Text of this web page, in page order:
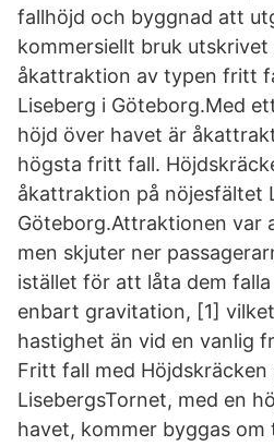
fallhöjd och byggnad att
kommersiellt bruk utskrivet
åkattraktion av typen fritt
Liseberg i Göteborg.Med
höjd över havet är
högsta fritt fall.
åkattraktion på nöjesfältet
Göteborg.Attraktionen var
men skjuter ner
istället för att låta dem
enbart gravitation, [1]
hastighet än vid en vanlig
Fritt fall med Höjdskräcken
LisebergsTornet, med en
havet, kommer byggas om